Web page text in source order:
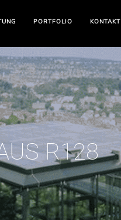
PORTFOLIO KONTAKT
R128